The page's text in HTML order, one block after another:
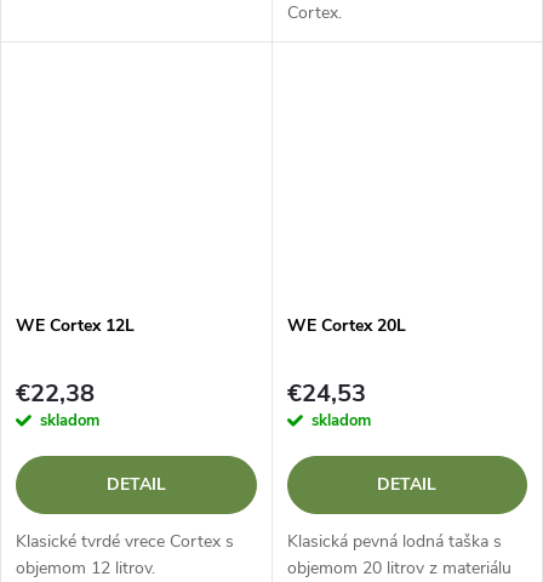
Cortex.
WE Cortex 12L
€22,38
skladom
DETAIL
Klasické tvrdé vrece Cortex s
objemom 12 litrov.
WE Cortex 20L
€24,53
skladom
DETAIL
Klasická pevná lodná taška s
objemom 20 litrov z materiálu